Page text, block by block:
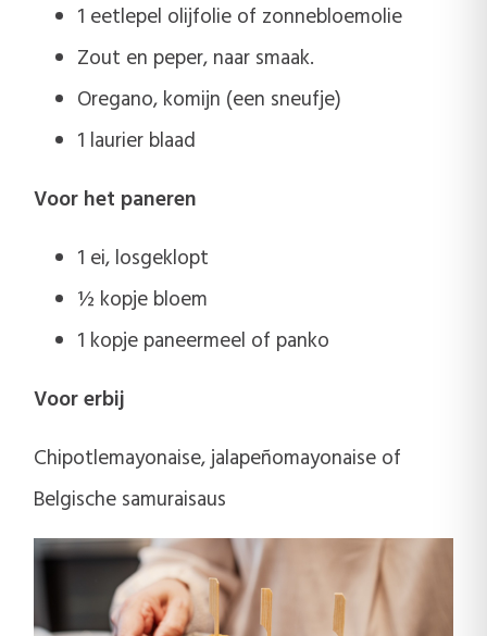
1 eetlepel olijfolie of zonnebloemolie
Zout en peper, naar smaak.
Oregano, komijn (een sneufje)
1 laurier blaad
Voor het paneren
1 ei, losgeklopt
½ kopje bloem
1 kopje paneermeel of panko
Voor erbij
Chipotlemayonaise, jalapeñomayonaise of
Belgische samuraisaus